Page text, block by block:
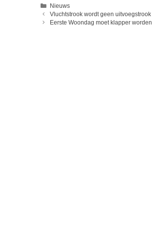
Categorieën
Nieuws
Vluchtstrook wordt geen uitvoegstrook
Eerste Woondag moet klapper worden